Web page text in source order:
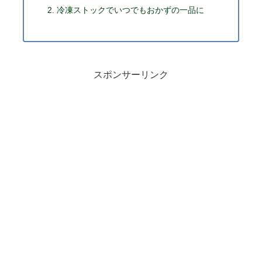
冷凍ストックでいつでもおかずの一品に
スポンサーリンク